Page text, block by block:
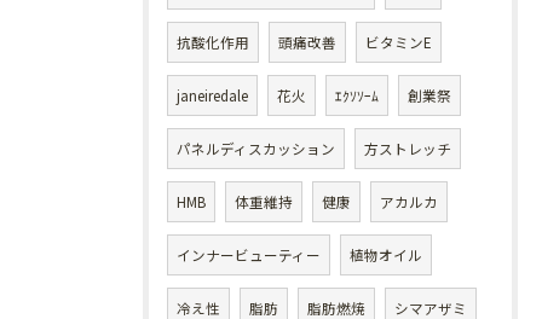
抗酸化作用 頭痛改善 ビタミンE
janeiredale 花火 ｴｸｿｿｰﾑ 創業祭
パネルディスカッション 方ストレッチ
HMB 体重維持 健康 アカルカ
インナービューティー 植物オイル
冷え性 脂肪 脂肪燃焼 シマアザミ